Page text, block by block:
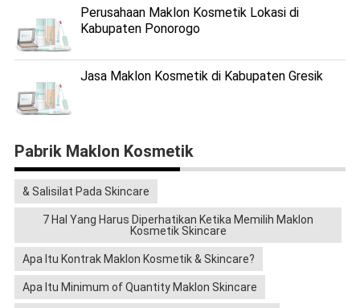
Perusahaan Maklon Kosmetik Lokasi di
Kabupaten Ponorogo
Jasa Maklon Kosmetik di Kabupaten Gresik
Pabrik Maklon Kosmetik
& Salisilat Pada Skincare
7 Hal Yang Harus Diperhatikan Ketika Memilih Maklon
Kosmetik Skincare
Apa Itu Kontrak Maklon Kosmetik & Skincare?
Apa Itu Minimum of Quantity Maklon Skincare